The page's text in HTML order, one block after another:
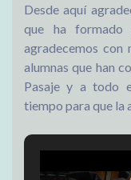
Desde aquí
que ha formado
agradecemos con
alumnas que han
Pasaje y a todo
tiempo para que la